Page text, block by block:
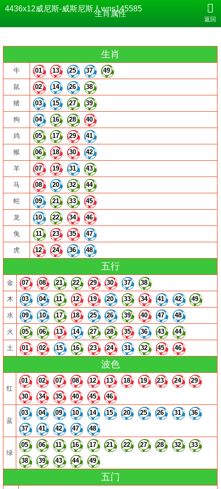
生肖属性-4436x12威尼斯
4436x12威尼斯-威斯尼斯人wns145585
生肖属性
返回
生肖
牛 01 13 25 37 49
鼠 02 14 26 38
猪 03 15 27 39
狗 04 16 28 40
鸡 05 17 29 41
猴 06 18 30 42
羊 07 19 31 43
马 08 20 32 44
蛇 09 21 33 45
龙 10 22 34 46
兔 11 23 35 47
虎 12 24 36 48
五行
金 07 08 21 22 29 30 37 38
木 03 04 11 12 19 20 33 34 41 42 49
水 09 10 17 18 25 26 39 40 47 48
火 05 06 13 14 27 28 35 36 43 44
土 01 02 15 16 23 24 31 32 45 46
波色
红
01 02 07 08 12 13 18 19 23 24 29
30 34 35 40 45 46
蓝
03 04 09 10 14 15 20 25 26 31 36
37 41 42 47 48
绿
05 06 11 16 17 21 22 27 28 32 33
38 39 43 44 49
五门